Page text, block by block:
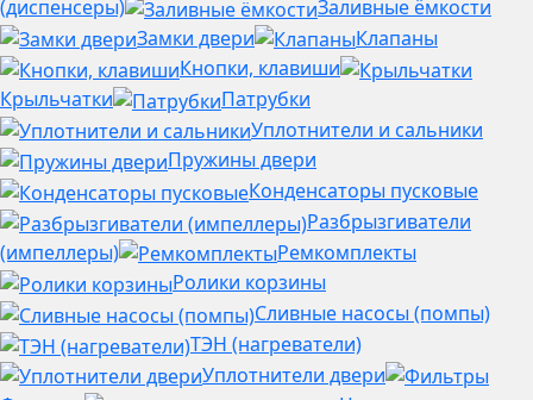
(диспенсеры)
Заливные ёмкости
Замки двери
Клапаны
Кнопки, клавиши
Крыльчатки
Патрубки
Уплотнители и сальники
Пружины двери
Конденсаторы пусковые
Разбрызгиватели
(импеллеры)
Ремкомплекты
Ролики корзины
Сливные насосы (помпы)
ТЭН (нагреватели)
Уплотнители двери